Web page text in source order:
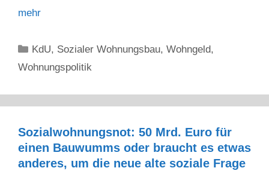
mehr
Kategorien
KdU, Sozialer Wohnungsbau,Wohngeld,
Wohnungspolitik
Sozialwohnungsnot: 50 Mrd. Euro für
einen Bauwumms oder braucht es etwas
anderes, um die neue alte soziale Frage